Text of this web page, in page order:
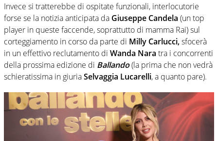
Invece si tratterebbe di ospitate funzionali, interlocutorie
forse se la notizia anticipata da Giuseppe Candela (un top
player in queste faccende, soprattutto di mamma Rai) sul
corteggiamento in corso da parte di Milly Carlucci,sfocerà
in un effettivo reclutamento di Wanda Nara tra i concorrenti
della prossima edizione di Ballando(la prima che non vedrà
schieratissima in giuriaSelvaggia Lucarelli, a quanto pare).